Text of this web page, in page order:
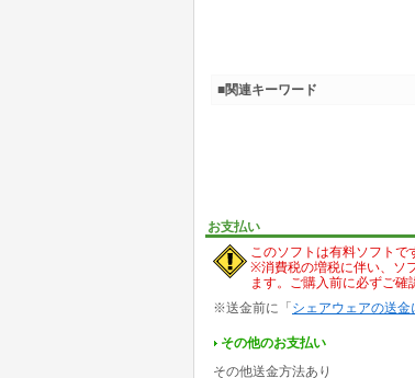
お支払い
このソフトは有料ソフトで
※消費税の増税に伴い、ソ
ます。ご購入前に必ずご確
※送金前に「シェアウェアの送金
その他のお支払い
その他送金方法あり
■関連キーワード